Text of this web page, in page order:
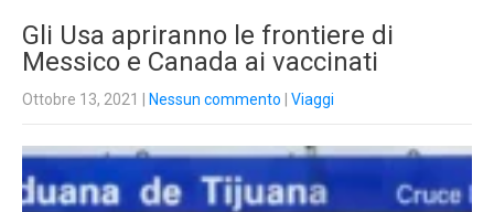
Gli Usa apriranno le frontiere di
Messico e Canada ai vaccinati
Ottobre 13, 2021 Nessun commento Viaggi